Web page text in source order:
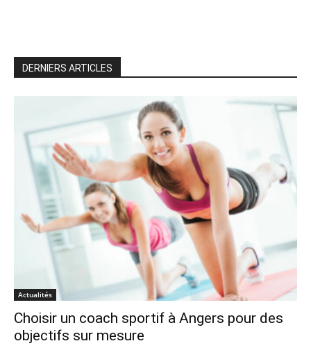
DERNIERS ARTICLES
Actualités
Choisir un coach sportif à Angers pour des
objectifs sur mesure